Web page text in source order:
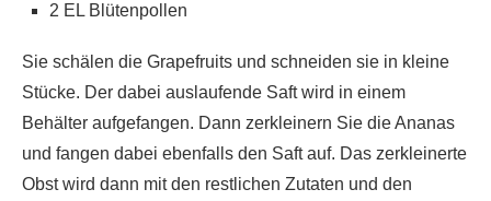
2 EL Blütenpollen
Sie schälen die Grapefruits und schneiden sie in kleine
Stücke. Der dabei auslaufende Saft wird in einem
Behälter aufgefangen. Dann zerkleinern Sie die Ananas
und fangen dabei ebenfalls den Saft auf. Das zerkleinerte
Obst wird dann mit den restlichen Zutaten und den